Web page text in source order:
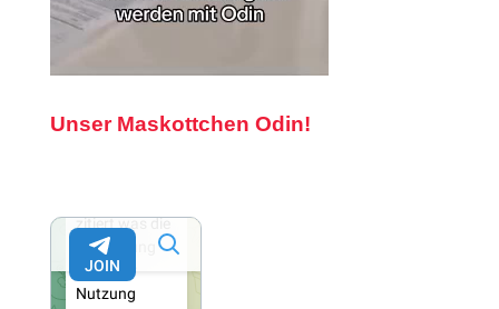
Unser Maskottchen Odin!